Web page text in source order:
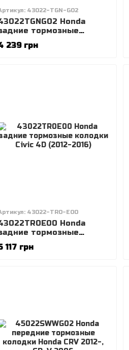
43022-TGN-G02
Honda
тормозные
колодки Honda CIVIC 10
2022
239 грн
43022-TR0-E00
Honda
тормозные
Civic 4D (2012-
117 грн